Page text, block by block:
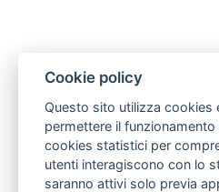
Cookie policy
Questo sito utilizza cookies
permettere il
cookies statistici per
utenti interagiscono con lo
saranno attivi solo previa